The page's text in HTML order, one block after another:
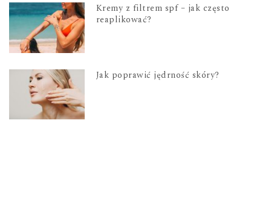
Kremy z filtrem spf – jak często
reaplikować?
Jak poprawić jędrność skóry?